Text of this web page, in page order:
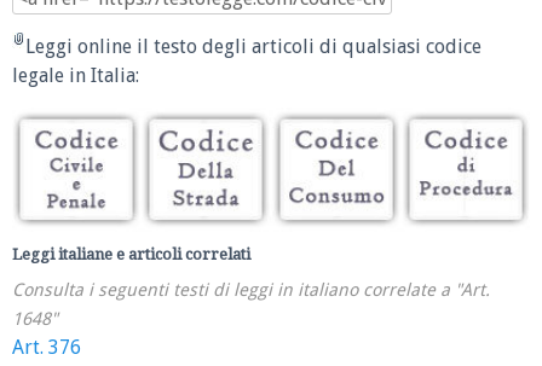
Leggi online il testo degli articoli di qualsiasi codice
legale in Italia:
Leggi italiane e articoli correlati
Consulta i seguenti testi di leggi in italiano correlate a "Art.
1648"
Art. 376